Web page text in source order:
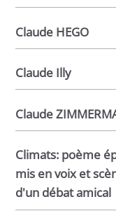
Claude HEGO
Claude Illy
Claude
Climats: poème
mis en voix et
d'un débat amical